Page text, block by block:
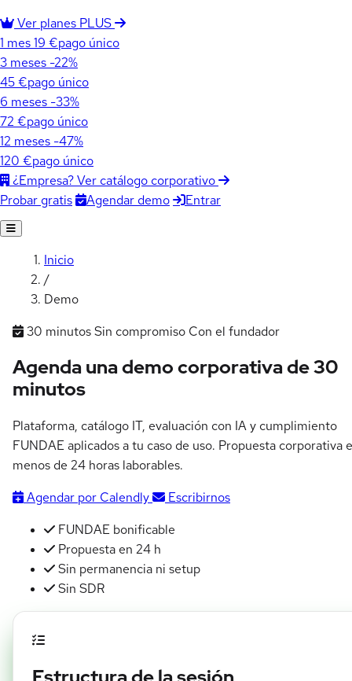
Ver planes PLUS
1 mes19 €pago único
3 meses -22%
45 €pago único
6 meses -33%
72 €pago único
12 meses -47%
120 €pago único
¿Empresa? Ver catálogo corporativo
Probar gratis
Agendar demo Entrar
Inicio
/
Demo
30 minutosSin compromiso Con el fundador
Agenda una demo corporativa de30
minutos
Plataforma, catálogo IT, evaluación con IA y cumplimiento
FUNDAE aplicados a tu caso de uso. Propuesta corporativa
menos de 24 horas laborables.
Agendar por Calendly
Escribirnos
FUNDAE bonificable
Propuesta en 24 h
Sin permanencia ni setup
Sin SDR